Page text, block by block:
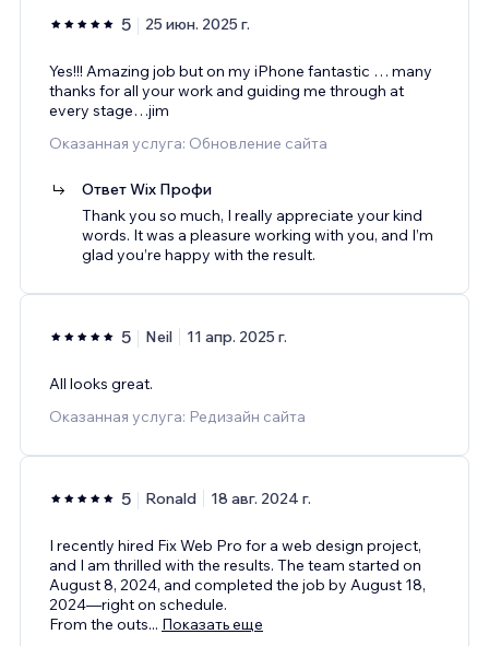
5 25 июн. 2025 г.
Yes!!! Amazing job but on my iPhone fantastic … many
thanks for all your work and guiding me through at
every stage…jim
Оказанная услуга: Обновление сайта
Ответ Wix Профи
Thank you so much, I really appreciate your kind
words. It was a pleasure working with you, and I’m
glad you’re happy with the result.
5 Neil 11 апр. 2025 г.
All looks great.
Оказанная услуга: Редизайн сайта
5 Ronald 18 авг. 2024 г.
I recently hired Fix Web Pro for a web design project,
and I am thrilled with the results. The team started on
August 8, 2024, and completed the job by August 18,
2024—right on schedule.
From the outs... Показать еще